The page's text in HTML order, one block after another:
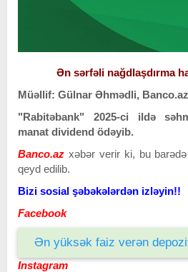
Ən sərfəli nağdlaşdırma
Müəllif: Gülnar Əhmədli, Banco.az
"Rabitəbank" 2025-ci ildə
manat dividend ödəyib.
Banco.az xəbər verir ki, bu barədə
qeyd edilib.
Bizi sosial şəbəkələrdən izləyin!!
Facebook
Ən yüksək faiz verən
Instagram